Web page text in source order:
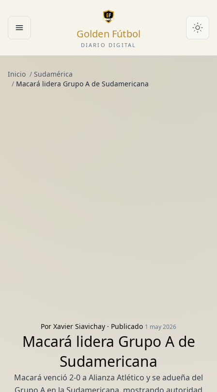
Abrir menú Golden Fútbol
DIARIO DIGITAL
Inicio / Sudamérica
/ Macará lidera Grupo A de Sudamericana
Por Xavier Siavichay · Publicado 1 may 2026
Macará lidera Grupo A de
Sudamericana
Macará venció 2-0 a Alianza Atlético y se adueña del